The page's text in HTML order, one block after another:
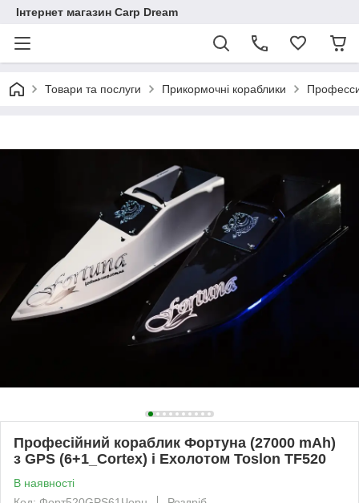
Інтернет магазин Carp Dream
Товари та послуги Прикормочні кораблики
Професійний кораблик Фортуна (27000 mAh)
з GPS (6+1_Cortex) і Ехолотом Toslon TF520
В наявності